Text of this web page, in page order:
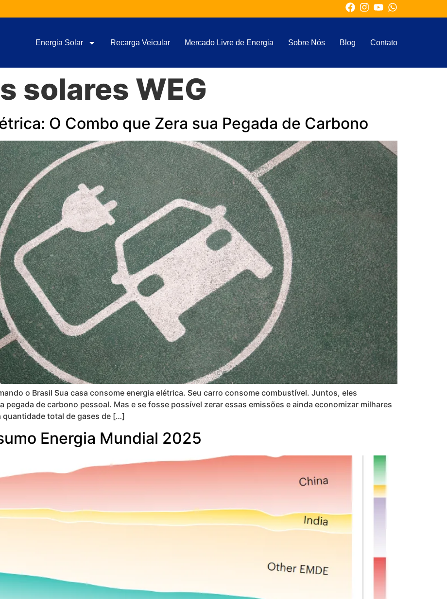
Energia Solar Recarga Veicular Mercado Livre de Energia Sobre Nós Blog Contato
solares WEG
O Combo que Zera sua Pegada de Carbono
o Brasil Sua casa consome energia elétrica. Seu carro consome combustível. Juntos, eles
pegada de carbono pessoal. Mas e se fosse possível zerar essas emissões e ainda economizar milhares
quantidade total de gases de […]
Energia Mundial 2025